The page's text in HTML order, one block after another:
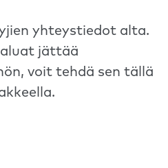
yhteystiedot alta.
jättää
voit tehdä sen tällä
.